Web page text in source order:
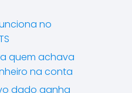
no
quem achava
na conta
dado ganha